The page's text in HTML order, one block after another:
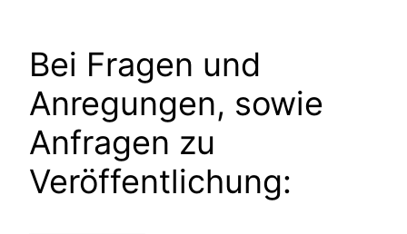
Bei Fragen und
Anregungen, sowie
Anfragen zu
Veröffentlichung: